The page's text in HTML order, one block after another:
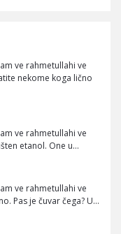
ve rahmetullahi ve
nekome koga lično
ve rahmetullahi ve
etanol. One u…
ve rahmetullahi ve
Pas je čuvar čega? U…